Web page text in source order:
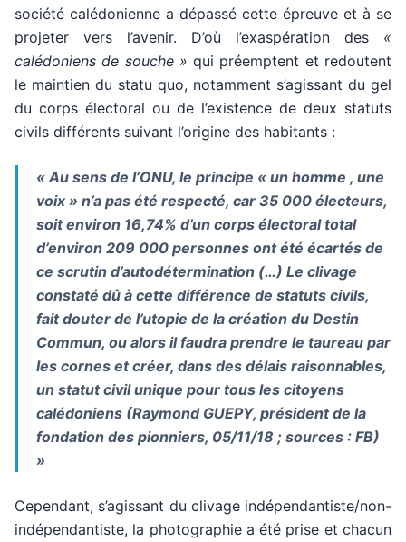
société calédonienne a dépassé cette épreuve et à se
projeter vers l’avenir. D’où l’exaspération des «
calédoniens de souche » qui préemptent et redoutent
le maintien du statu quo, notamment s’agissant du gel
du corps électoral ou de l’existence de deux statuts
civils différents suivant l’origine des habitants :
« Au sens de l’ONU, le principe « un homme , une
voix » n’a pas été respecté, car 35 000 électeurs,
soit environ 16,74% d’un corps électoral total
d’environ 209 000 personnes ont été écartés de
ce scrutin d’autodétermination (…) Le clivage
constaté dû à cette différence de statuts civils,
fait douter de l’utopie de la création du Destin
Commun, ou alors il faudra prendre le taureau par
les cornes et créer, dans des délais raisonnables,
un statut civil unique pour tous les citoyens
calédoniens (Raymond GUEPY, président de la
fondation des pionniers, 05/11/18 ; sources : FB)
»
Cependant, s’agissant du clivage indépendantiste/non-
indépendantiste, la photographie a été prise et chacun